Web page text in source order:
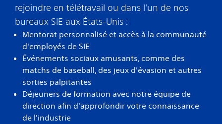
rejoindre en télétravail ou dans l'un de nos
bureaux SIE aux États-Unis :
Mentorat personnalisé et accès à la communauté
d'employés de SIE
Événements sociaux amusants, comme des
matchs de baseball, des jeux d'évasion et autres
sorties palpitantes
Déjeuners de formation avec notre équipe de
direction afin d'approfondir votre connaissance
de l'industrie